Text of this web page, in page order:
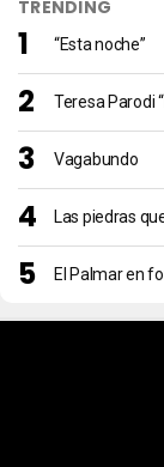
TRENDING
“Esta noche”
Teresa Parodi
Vagabundo
Las piedras
El Palmar en